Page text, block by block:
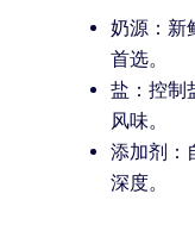
奶源：新
首选。
盐：控制
风味。
添加剂：
深度。